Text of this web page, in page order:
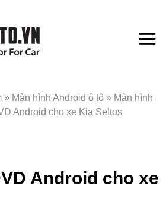
» Màn hình Android ô tô » Màn hình
Android cho xe Kia Seltos
Android cho xe